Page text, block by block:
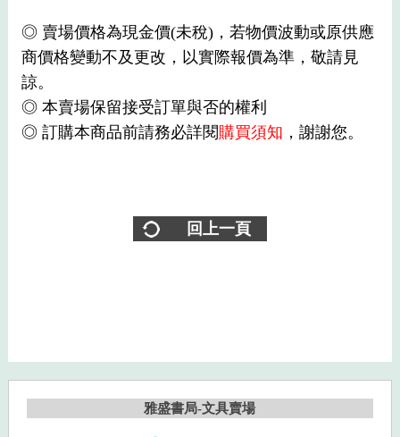
◎ 賣場價格為現金價(未稅)，若物價波動或原供應
商價格變動不及更改，以實際報價為準，敬請見
諒。
◎ 本賣場保留接受訂單與否的權利
◎ 訂購本商品前請務必詳閱購買須知 ，謝謝您。
回上一頁
雅盛書局-文具賣場